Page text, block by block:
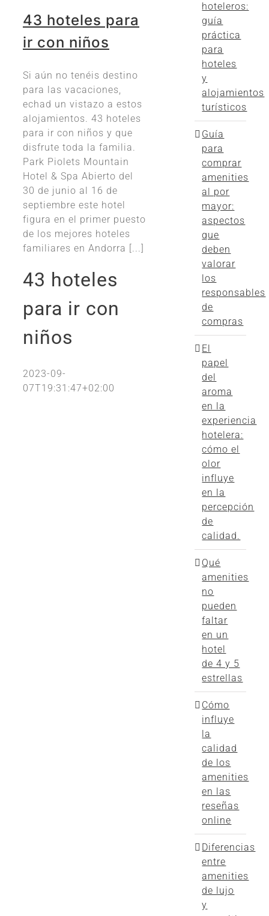
43 hoteles para
ir con niños
Si aún no tenéis destino
para las vacaciones,
echad un vistazo a estos
alojamientos. 43 hoteles
para ir con niños y que
disfrute toda la familia.
Park Piolets Mountain
Hotel & Spa Abierto del
30 de junio al 16 de
septiembre este hotel
figura en el primer puesto
de los mejores hoteles
familiares en Andorra [...]
43 hoteles
para ir con
niños
2023-09-
07T19:31:47+02:00
hoteleros:
guía
práctica
para
hoteles
y
alojamientos
turísticos
Guía
para
comprar
amenities
al por
mayor:
aspectos
que
deben
valorar
los
responsables
de
compras
El
papel
del
aroma
en la
experiencia
hotelera:
cómo el
olor
influye
en la
percepción
de
calidad.
Qué
amenities
no
pueden
faltar
en un
hotel
de 4 y 5
estrellas
Cómo
influye
la
calidad
de los
amenities
en las
reseñas
online
Diferencias
entre
amenities
de lujo
y